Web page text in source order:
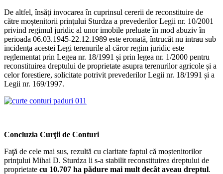
De altfel, însăţi invocarea în cuprinsul cererii de reconstituire de
către moștenitorii prinţului Sturdza a prevederilor Legii nr. 10/2001
privind regimul juridic al unor imobile preluate în mod abuziv în
perioada 06.03.1945-22.12.1989 este eronată, întrucât nu intrau sub
incidenţa acestei Legi terenurile al căror regim juridic este
reglementat prin Legea nr. 18/1991 și prin legea nr. 1/2000 pentru
reconstituirea dreptului de proprietate asupra terenurilor agricole și a
celor forestiere, solicitate potrivit prevederilor Legii nr. 18/1991 și a
Legii nr. 169/1997.
Concluzia Curţii de Conturi
Faţă de cele mai sus, rezultă cu claritate faptul că moștenitorilor
prinţului Mihai D. Sturdza li s-a stabilit reconstituirea dreptului de
proprietate cu 10.707 ha pădure mai mult decât aveau dreptul.